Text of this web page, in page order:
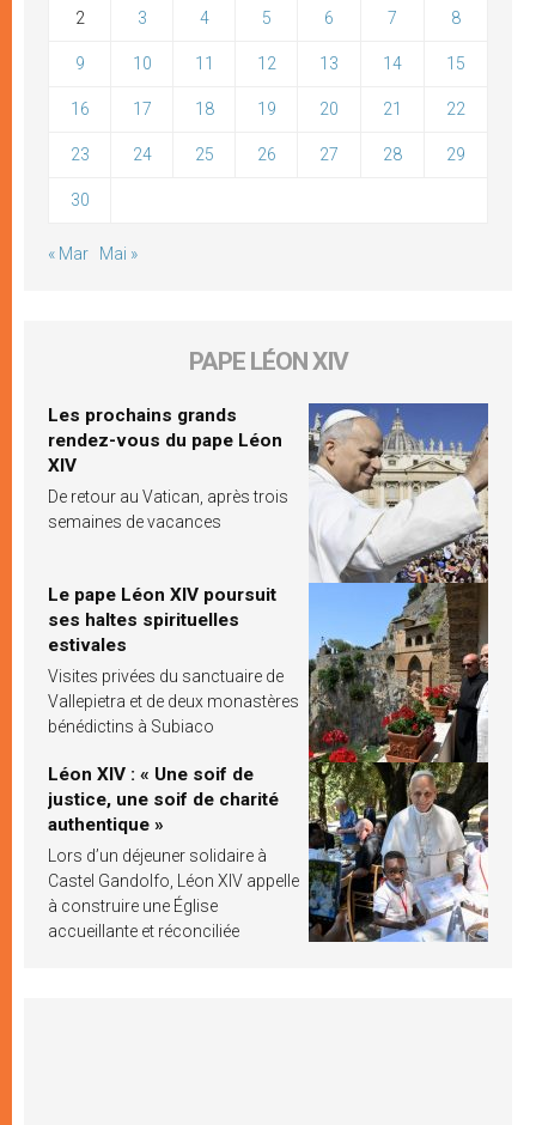
2 3 4 5 6 7 8
9 10 11 12 13 14 15
16 17 18 19 20 21 22
23 24 25 26 27 28 29
30
« Mar Mai »
PAPE LÉON XIV
Les prochains grands
rendez-vous du pape Léon
XIV
De retour au Vatican, après trois
semaines de vacances
Le pape Léon XIV poursuit
ses haltes spirituelles
estivales
Visites privées du sanctuaire de
Vallepietra et de deux monastères
bénédictins à Subiaco
Léon XIV : « Une soif de
justice, une soif de charité
authentique »
Lors d’un déjeuner solidaire à
Castel Gandolfo, Léon XIV appelle
à construire une Église
accueillante et réconciliée